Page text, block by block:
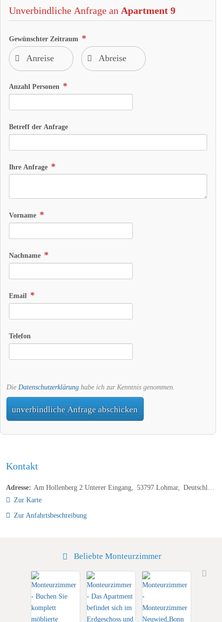
Unverbindliche Anfrage an Apartment 9
Gewünschter Zeitraum
Anzahl Personen
Betreff der Anfrage
Ihre Anfrage
Vorname
Nachname
Email
Telefon
Die Datenschutzerklärung habe ich zur Kenntnis genommen.
unverbindliche Anfrage abschicken
Kontakt
Adresse: Am Hollenberg 2 Unterer Eingang 53797 Lohmar
Deutschland
Zur Karte
Zur Anfahrtsbeschreibung
Beliebte Monteurzimmer